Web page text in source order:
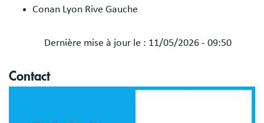
Conan Lyon Rive Gauche
Dernière mise à jour le : 11/05/2026 - 09:50
Blocs
libres
Contact